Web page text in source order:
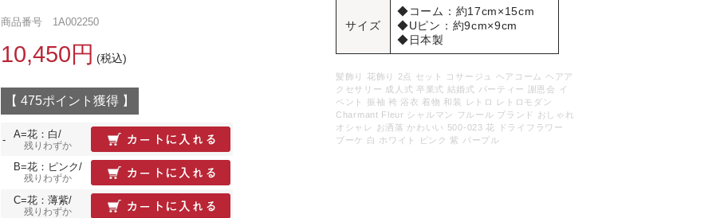
サイズ
◆コーム：約17cm×15cm
◆Uピン：約9cm×9cm
◆日本製
髪飾り 花飾り 2点 セット コサージュ ヘアコーム ヘアア
クセサリー 成人式 卒業式 結婚式 パーティー 謝恩会 イ
ベント 振袖 袴 浴衣 着物 和装 レトロ レトロモダン
Charmant Fleur シャルマン フルール ブランド おしゃれ
オシャレ お洒落 かわいい 500-023 花 ドライフラワー
ブーケ 白 ホワイト ピンク 紫 パープル
商品番号 1A002250
10,450円 (税込)
【 475ポイント獲得 】
- A=花：白/
残りわずか
B=花：ピンク/
残りわずか
C=花：薄紫/
残りわずか